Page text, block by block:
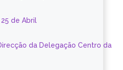
de Abril
da Delegação Centro da